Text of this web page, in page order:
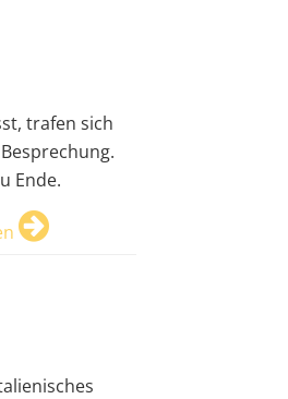
trafen sich
Ende.